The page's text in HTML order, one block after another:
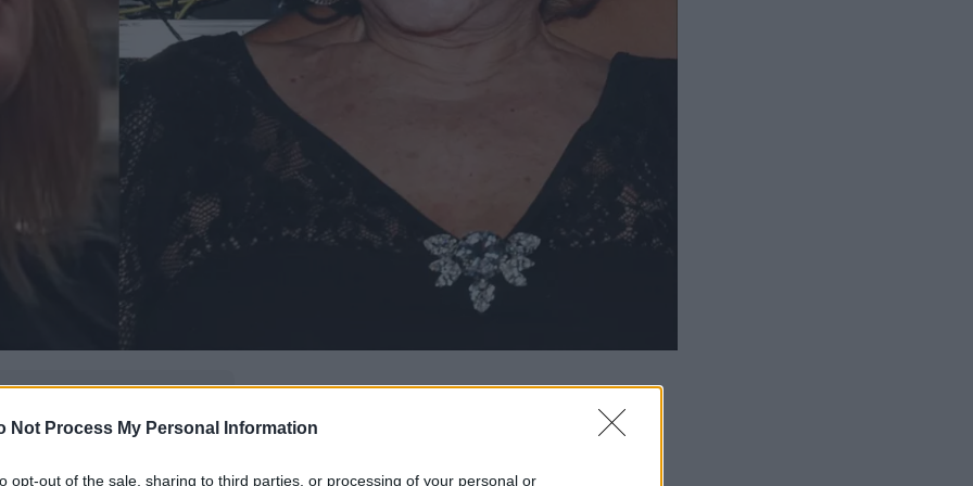
Not Process My Personal Information
opt-out of the sale, sharing to third parties, or processing of your personal or
πιο συχνά